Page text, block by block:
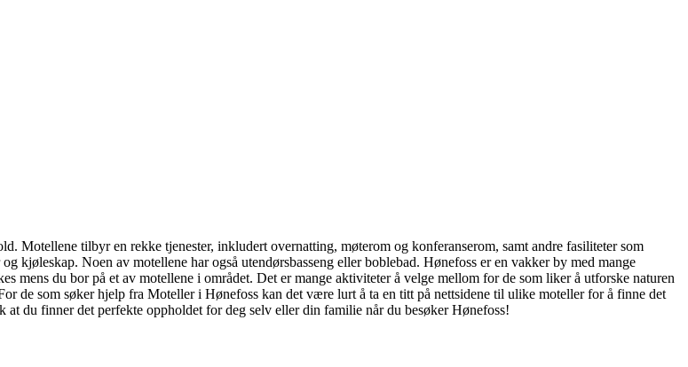
Motellene tilbyr en rekke tjenester, inkludert overnatting, møterom og konferanserom, samt andre fasiliteter som
kjøleskap. Noen av motellene har også utendørsbasseng eller boblebad. Hønefoss er en vakker by med mange
mens du bor på et av motellene i området. Det er mange aktiviteter å velge mellom for de som liker å utforske naturen
de som søker hjelp fra Moteller i Hønefoss kan det være lurt å ta en titt på nettsidene til ulike moteller for å finne det
du finner det perfekte oppholdet for deg selv eller din familie når du besøker Hønefoss!